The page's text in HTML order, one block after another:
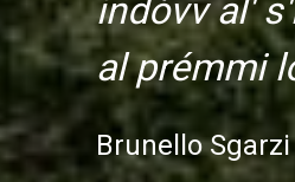
indóvv al'
al prémmi
Brunello Sgarzi